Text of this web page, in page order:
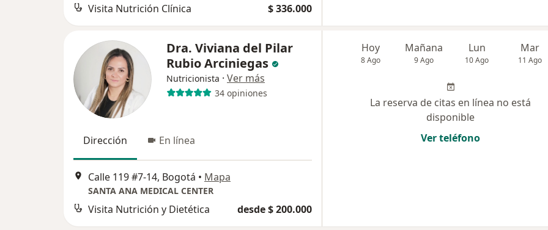
Visita Nutrición Clínica $ 336.000
Dra. Viviana del Pilar
Rubio Arciniegas
Nutricionista · Ver más
34 opiniones
Dirección En línea
Calle 119 #7-14, Bogotá • Mapa
SANTA ANA MEDICAL CENTER
Visita Nutrición y Dietética desde $ 200.000
Hoy
8 Ago
Mañana
9 Ago
Lun
10 Ago
Mar
11 Ago
La reserva de citas en línea no está
disponible
Ver teléfono